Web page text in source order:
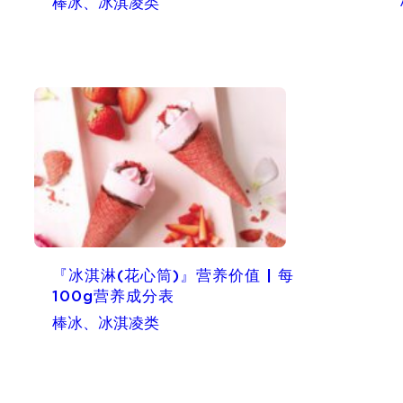
棒冰、冰淇凌类
『冰淇淋(花心筒)』营养价值 | 每
100g营养成分表
棒冰、冰淇凌类